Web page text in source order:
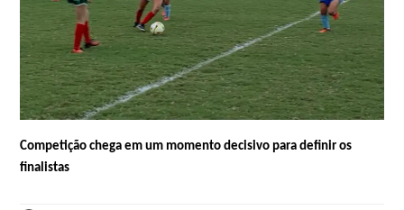
Competição chega em um momento decisivo para definir os
finalistas